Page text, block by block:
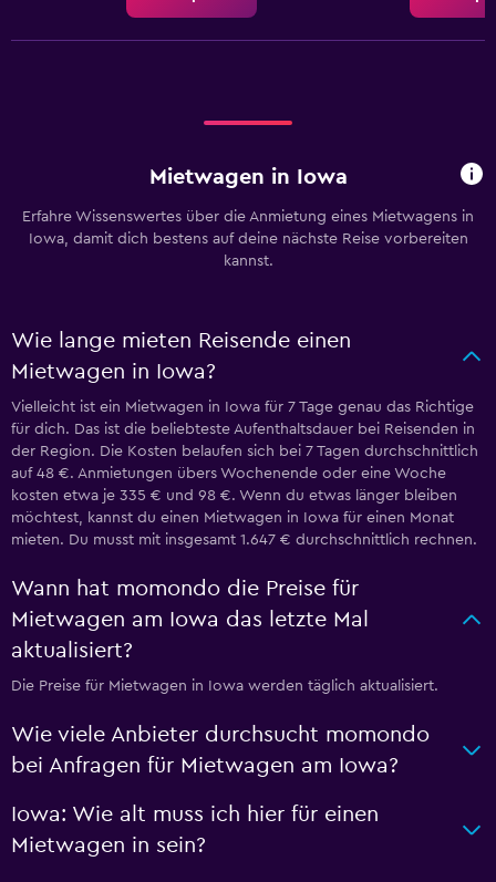
Mietwagen in Iowa
Erfahre Wissenswertes über die Anmietung eines Mietwagens in
Iowa, damit dich bestens auf deine nächste Reise vorbereiten
kannst.
Wie lange mieten Reisende einen
Mietwagen in Iowa?
Vielleicht ist ein Mietwagen in Iowa für 7 Tage genau das Richtige
für dich. Das ist die beliebteste Aufenthaltsdauer bei Reisenden in
der Region. Die Kosten belaufen sich bei 7 Tagen durchschnittlich
auf 48 €. Anmietungen übers Wochenende oder eine Woche
kosten etwa je 335 € und 98 €. Wenn du etwas länger bleiben
möchtest, kannst du einen Mietwagen in Iowa für einen Monat
mieten. Du musst mit insgesamt 1.647 € durchschnittlich rechnen.
Wann hat momondo die Preise für
Mietwagen am Iowa das letzte Mal
aktualisiert?
Die Preise für Mietwagen in Iowa werden täglich aktualisiert.
Wie viele Anbieter durchsucht momondo
bei Anfragen für Mietwagen am Iowa?
Iowa: Wie alt muss ich hier für einen
Mietwagen in sein?